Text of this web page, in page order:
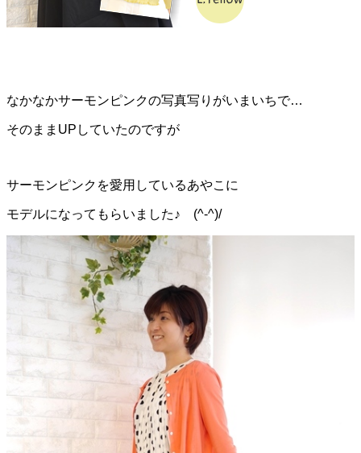
なかなかサーモンピンクの写真写りがいまいちで…
そのままUPしていたのですが
サーモンピンクを愛用しているあやこに
モデルになってもらいました♪ (^-^)/